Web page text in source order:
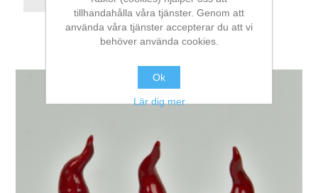
tillhandahålla våra tjänster. Genom att
använda våra tjänster accepterar du att vi
behöver använda cookies.
Ok
Lär dig mer